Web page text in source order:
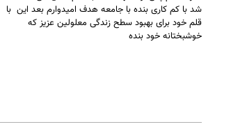
شد با کم کاری بنده با جامعه هدف امیدوارم بعد این با
قلم خود برای بهبود سطح زندگی معلولین عزیز که
خوشبختانه خود بنده